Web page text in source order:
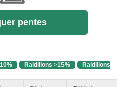
pentes
Raidillons >15%
Raidillons